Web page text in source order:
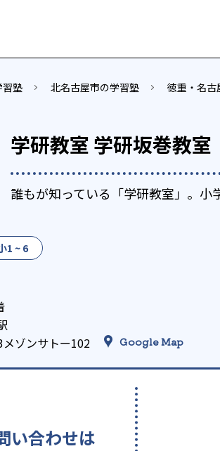
習塾 北名古屋市の学習塾 徳重・名古
学研教室 学研坂巻教室
誰もが知っている「学研教室」。小
1 ~ 6
ゾンサトー102
Google Map
い合わせは